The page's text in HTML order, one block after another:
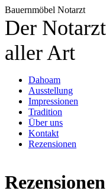
Bauernmöbel Notarzt
Der
aller Art
Dahoam
Ausstellung
Impressionen
Tradition
Über uns
Kontakt
Rezensionen
Rezensionen